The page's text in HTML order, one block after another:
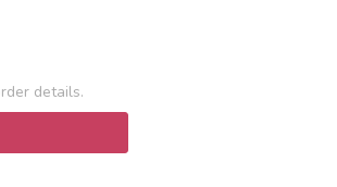
details.